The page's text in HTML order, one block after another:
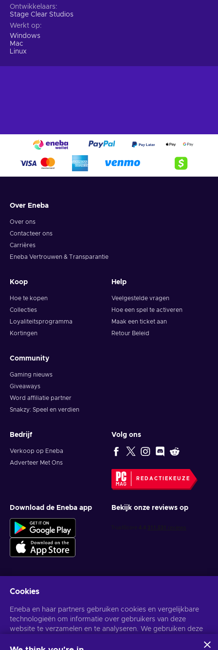
Ontwikkelaars
Stage Clear Studios
Werkt op
Windows
Mac
Linux
Over Eneba
Over ons
Contacteer ons
Carrières
Eneba Vertrouwen & Transparantie
Koop
Hoe te kopen
Collecties
Loyaliteitsprogramma
Kortingen
Help
Veelgestelde vragen
Hoe een spel te activeren
Maak een ticket aan
Retour Beleid
Community
Gaming nieuws
Giveaways
Word affiliatie partner
Snakzy: Speel en verdien
Bedrijf
Verkoop op Eneba
Adverteer Met Ons
Volg ons
REDACTIEKEUZE
Download de Eneba app Bekijk onze reviews op
Krijg gepersonaliseerde gameaanbiedingen
Abonneer
U kunt zich op elk gewenst moment afmelden. Bezoek dePrivacy
Cookies
Eneba en haar partners gebruiken cookies en vergelijkbare
technologieën om informatie over gebruikers van deze
website te verzamelen en te analyseren. We gebruiken deze
de site te verbeteren. Uw persoonlijke gegevens kunnen ook